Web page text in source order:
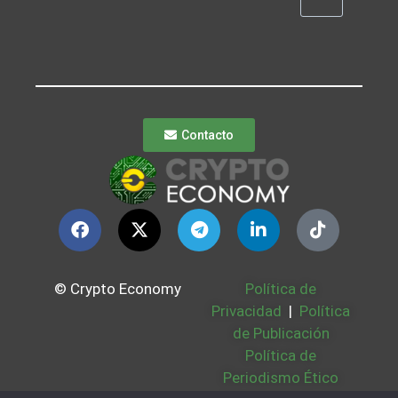
Contacto
© Crypto Economy
Política de
Privacidad | Política
de Publicación
Política de
Periodismo Ético